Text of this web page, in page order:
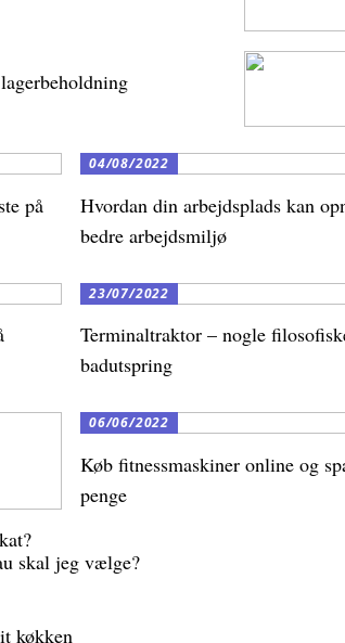
på
04/08/2022
Hvordan din arbejdsplads kan
bedre arbejdsmiljø
23/07/2022
Terminaltraktor – nogle
badutspring
06/06/2022
Køb fitnessmaskiner online og
penge
skal jeg vælge?
køkken